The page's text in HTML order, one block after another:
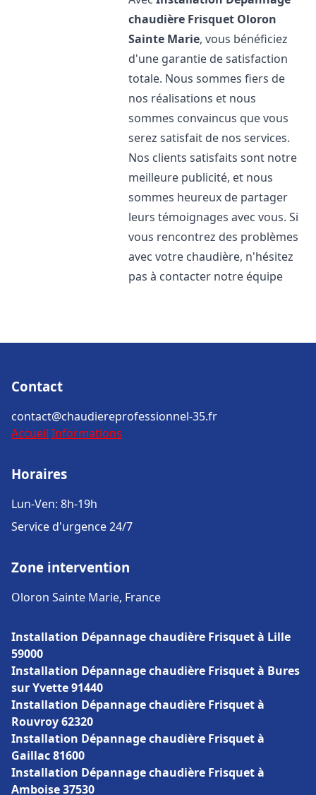
chaudière Frisquet Oloron
Sainte Marie, vous bénéficiez
d'une garantie de satisfaction
totale. Nous sommes fiers de
nos réalisations et nous
sommes convaincus que vous
serez satisfait de nos services.
Nos clients satisfaits sont notre
meilleure publicité, et nous
sommes heureux de partager
leurs témoignages avec vous. Si
vous rencontrez des problèmes
avec votre chaudière, n'hésitez
pas à contacter notre équipe
Contact
contact@chaudiereprofessionnel-35.fr
Accueil Informations
Horaires
Lun-Ven: 8h-19h
Service d'urgence 24/7
Zone intervention
Oloron Sainte Marie, France
Installation Dépannage chaudière Frisquet à Lille
59000
Installation Dépannage chaudière Frisquet à Bures
sur Yvette 91440
Installation Dépannage chaudière Frisquet à
Rouvroy 62320
Installation Dépannage chaudière Frisquet à
Gaillac 81600
Installation Dépannage chaudière Frisquet à
Amboise 37530